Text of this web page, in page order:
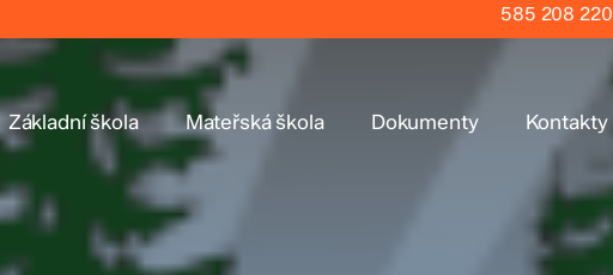
585 208 220
Základní škola Mateřská škola Dokumenty Kontakty